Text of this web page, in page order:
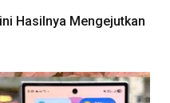
Hasilnya Mengejutkan